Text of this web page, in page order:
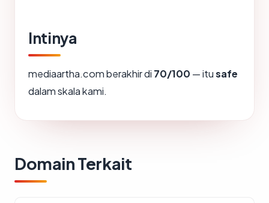
Intinya
mediaartha.com berakhir di 70/100 — itusafe
dalam skala kami.
Domain Terkait